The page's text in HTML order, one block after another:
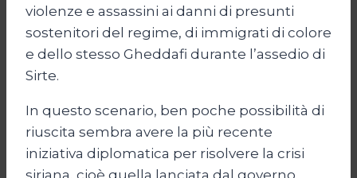
violenze e assassini ai danni di presunti
sostenitori del regime, di immigrati di colore
e dello stesso Gheddafi durante l’assedio di
Sirte.
In questo scenario, ben poche possibilità di
riuscita sembra avere la più recente
iniziativa diplomatica per risolvere la crisi